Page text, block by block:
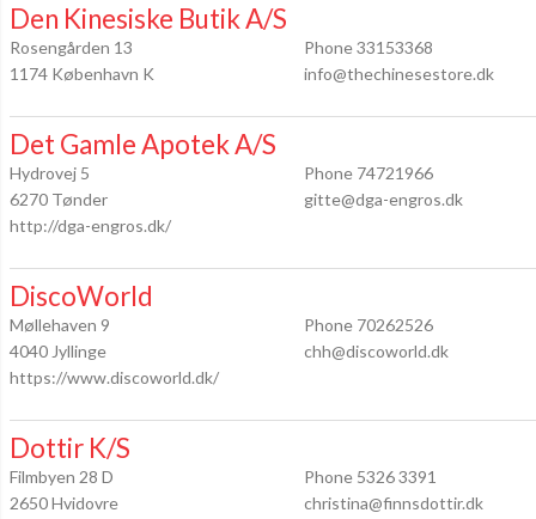
Den Kinesiske Butik A/S
Rosengården 13
1174 København K
Phone 33153368
info@thechinesestore.dk
Det Gamle Apotek A/S
Hydrovej 5
6270 Tønder
http://dga-engros.dk/
Phone 74721966
gitte@dga-engros.dk
DiscoWorld
Møllehaven 9
4040 Jyllinge
https://www.discoworld.dk/
Phone 70262526
chh@discoworld.dk
Dottir K/S
Filmbyen 28 D
2650 Hvidovre
Phone 5326 3391
christina@finnsdottir.dk